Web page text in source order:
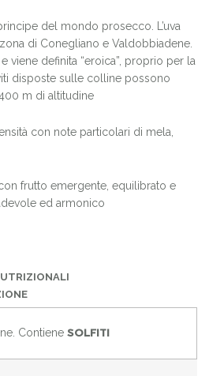
del mondo prosecco. L’uva
di Conegliano e Valdobbiadene.
viene definita “eroica”, proprio per la
disposte sulle colline possono
m di altitudine
con note particolari di mela,
frutto emergente, equilibrato e
ed armonico
Contiene SOLFITI